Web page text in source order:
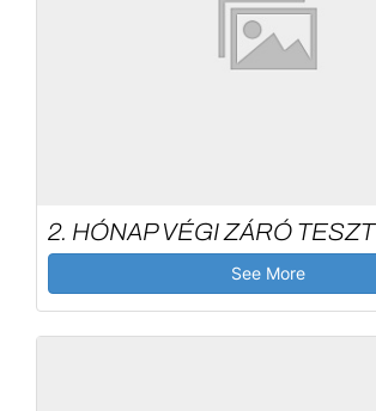
2. HÓNAP VÉGI ZÁRÓ TESZT
See More